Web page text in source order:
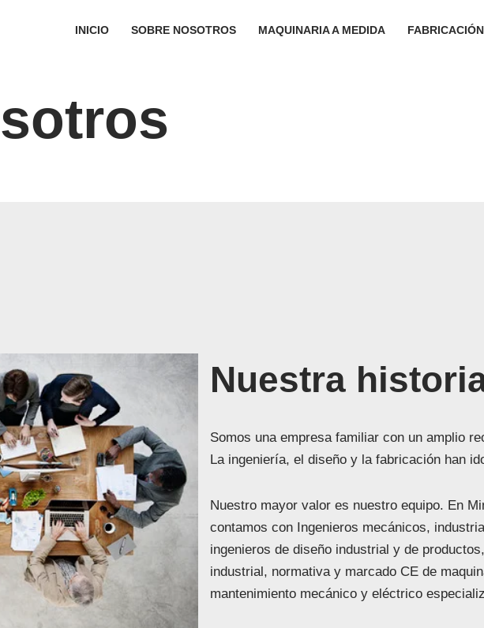
INICIO SOBRE NOSOTROS MAQUINARIA A MEDIDA
Nuestra
Somos una empresa familiar con un amplio
La ingeniería, el diseño y la fabricación han
Nuestro mayor valor es nuestro equipo. En
contamos con Ingenieros mecánicos,
ingenieros de diseño industrial y de
industrial, normativa y marcado CE de
mantenimiento mecánico y eléctrico